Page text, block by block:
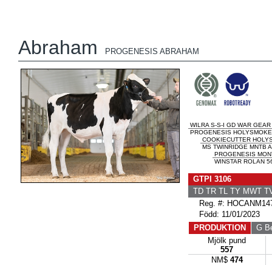
Abraham PROGENESIS ABRAHAM
WILRA S-S-I GD WAR GEAR
PROGENESIS
COOKIECUTTER
MS TWINRIDGE MNTB
PROGENESIS
WINSTAR ROLAN
GTPI 3106
TD TR TL TY MWT
Reg. #:
Född: 11/01/2023
PRODUKTION
G
Mjölk pund
557
NM$ 474